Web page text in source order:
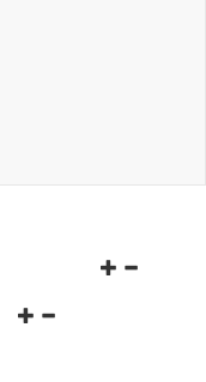
Navigationsmenü